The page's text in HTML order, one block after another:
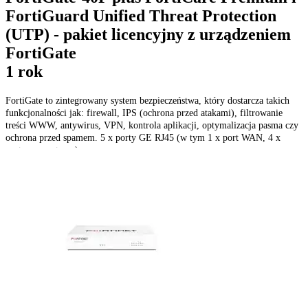
FortiGuard Unified Threat Protection
(UTP) - pakiet licencyjny z urządzeniem
FortiGate
1 rok
FortiGate to zintegrowany system bezpieczeństwa, który dostarcza takich
funkcjonalności jak: firewall, IPS (ochrona przed atakami), filtrowanie
treści WWW, antywirus, VPN, kontrola aplikacji, optymalizacja pasma czy
ochrona przed spamem. 5 x porty GE RJ45 (w tym 1 x port WAN, 4 x
porty wewnętrzne)